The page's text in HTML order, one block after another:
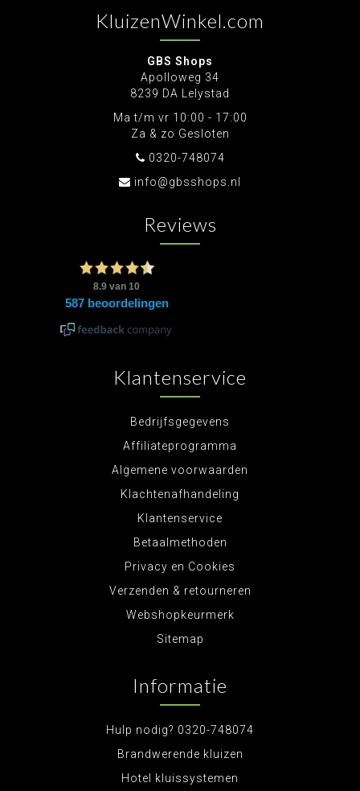
KluizenWinkel.com
GBS Shops
Apolloweg 34
8239 DA Lelystad
Ma t/m vr 10:00 - 17:00
Za & zo Gesloten
0320-748074
info@gbsshops.nl
Reviews
Klantenservice
Bedrijfsgegevens
Affiliateprogramma
Algemene voorwaarden
Klachtenafhandeling
Klantenservice
Betaalmethoden
Privacy en Cookies
Verzenden & retourneren
Webshopkeurmerk
Sitemap
Informatie
Hulp nodig? 0320-748074
Brandwerende kluizen
Hotel kluissystemen